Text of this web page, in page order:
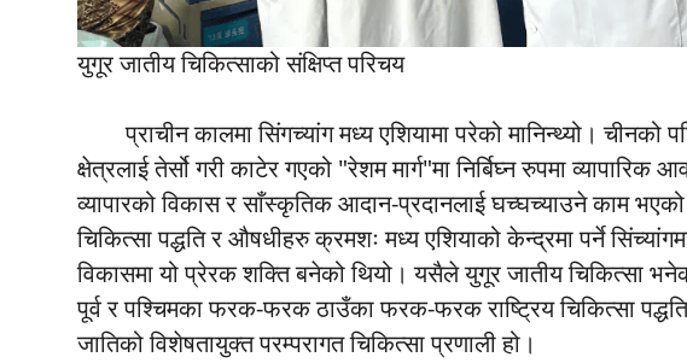
युगूर जातीय चिकित्साको संक्षिप्त परिचय
प्राचीन कालमा सिंगच्यांग मध्य एशियामा परेको मानिन्थ्यो। चीनको
क्षेत्रलाई तेर्सो गरी काटेर गएको "रेशम मार्ग"मा निर्बिघ्न रुपमा
व्यापारको विकास र साँस्कृतिक आदान-प्रदानलाई घच्घच्याउने काम
चिकित्सा पद्धति र औषधीहरु क्रमशः मध्य एशियाको केन्द्रमा पर्ने
विकासमा यो प्रेरक शक्ति बनेको थियो। यसैले युगूर जातीय चिकित्सा
पूर्व र पश्चिमका फरक-फरक ठाउँका फरक-फरक राष्ट्रिय चिकित्सा
जातिको विशेषतायुक्त परम्परागत चिकित्सा प्रणाली हो।